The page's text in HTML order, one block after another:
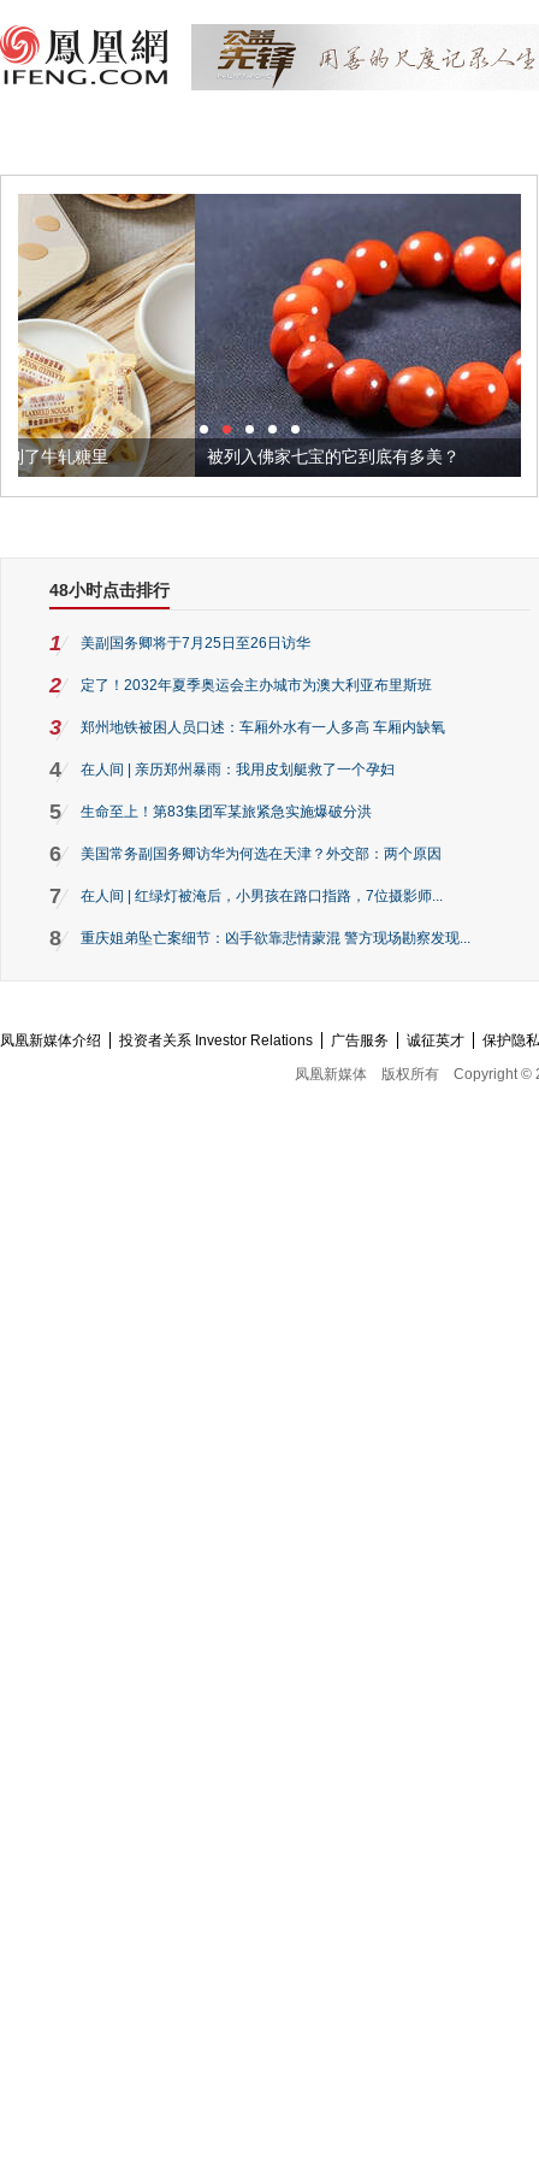
被列入佛家七宝的它到底有多美？
48小时点击排行
1 美副国务卿将于7月25日至26日访华
2 定了！2032年夏季奥运会主办城市为澳大利亚布里斯班
3 郑州地铁被困人员口述：车厢外水有一人多高 车厢内缺氧
4 在人间 | 亲历郑州暴雨：我用皮划艇救了一个孕妇
5 生命至上！第83集团军某旅紧急实施爆破分洪
6 美国常务副国务卿访华为何选在天津？外交部：两个原因
7 在人间 | 红绿灯被淹后，小男孩在路口指路，7位摄影师...
8 重庆姐弟坠亡案细节：凶手欲靠悲情蒙混 警方现场勘察发现...
凤凰新媒体介绍 投资者关系 Investor Relations 广告服务 诚征英才
保护隐
凤凰新媒体
版权所有 Copyright ©